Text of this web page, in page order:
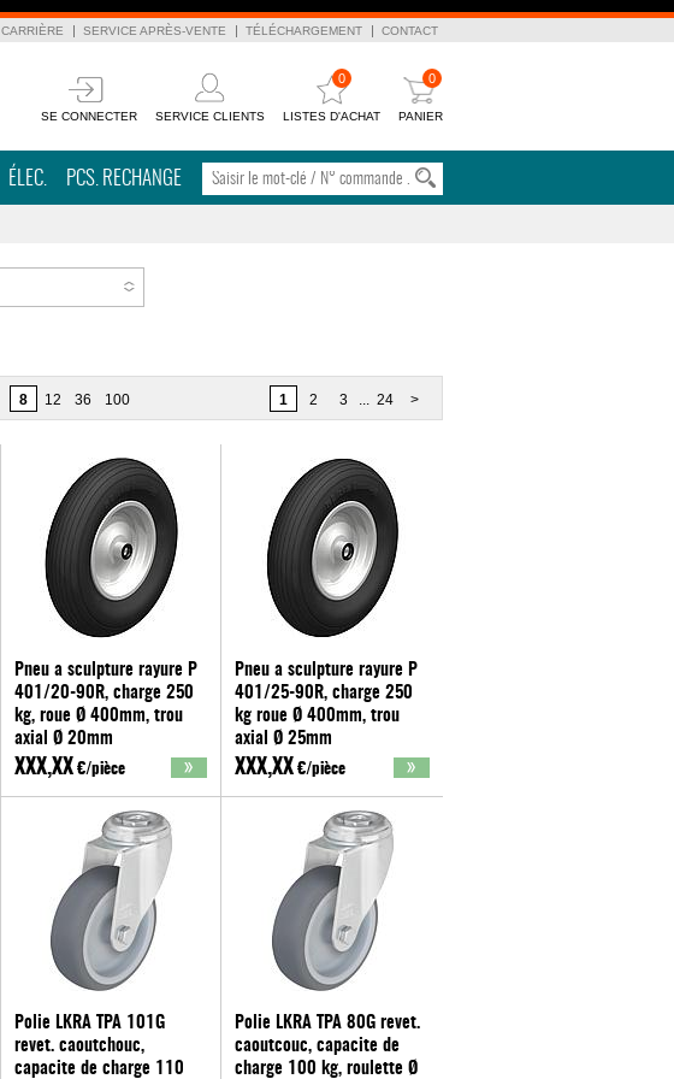
CARRIÈRE SERVICE APRÈS-VENTE TÉLÉCHARGEMENT CONTACT
SE CONNECTER SERVICE CLIENTS
0
LISTES D'ACHAT
0
PANIER
ÉLEC. PCS. RECHANGE
8 12 36 100 1 2 3 ... 24 >
Pneu a sculpture rayure P
401/20-90R, charge 250
kg, roue Ø 400mm, trou
axial Ø 20mm
Blickle®
XXX,XX €/pièce
Pneu a sculpture rayure P
401/25-90R, charge 250
kg roue Ø 400mm, trou
axial Ø 25mm
Blickle®
XXX,XX €/pièce
Polie LKRA TPA 101G
revet. caoutchouc,
capacite de charge 110
Polie LKRA TPA 80G revet.
caoutcouc, capacite de
charge 100 kg, roulette Ø